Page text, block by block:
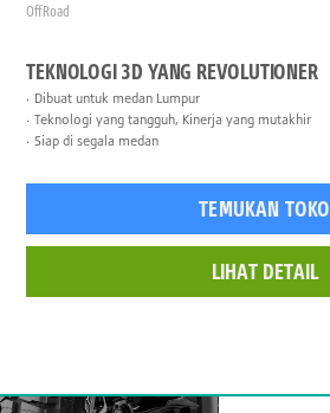
Off Road
TEKNOLOGI 3D YANG REVOLUTIONER
Dibuat untuk medan Lumpur
Teknologi yang tangguh, Kinerja yang mutakhir
Siap di segala medan
TEMUKAN TOKO
LIHAT DETAIL